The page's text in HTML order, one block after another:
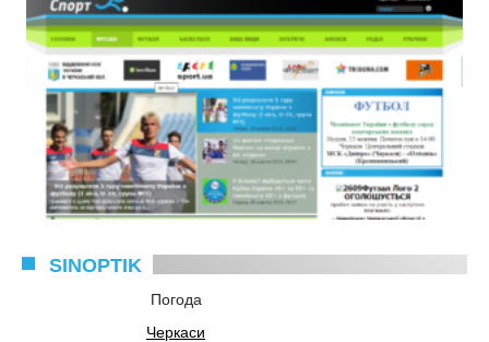
SINOPTIK
Погода
Черкаси